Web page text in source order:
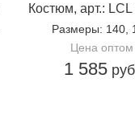
Костюм, арт.:
Размеры: 140,
Цена оптом
1 585